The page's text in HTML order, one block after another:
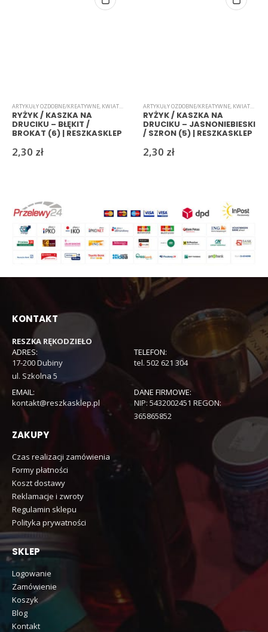
ARTYKUŁY OZDOBNE/KREATYWNE, KWIATKI
RYŻYK / KASZKA NA
DRUCIKU – BŁĘKIT /
BROKAT (6) | RESZKASKLEP
2,30 zł
ARTYKUŁY OZDOBNE/KREATYWNE, KWIATKI
RYŻYK / KASZKA NA
DRUCIKU – JASNONIEBIESKI
/ SZRON (5) | RESZKASKLEP
2,30 zł
KONTAKT
RESZKA RĘKODZIEŁO
ADRES:
17-200 Dubiny
ul. Szkolna 5
TELEFON:
tel. 502 621 304
EMAIL:
kontakt@reszkasklep.pl
DANE FIRMOWE:
NIP: 5432002451 REGON:
365865852
ZAKUPY
Czas realizacji zamówienia
Formy płatności
Koszt dostawy
Reklamacje i zwroty
Regulamin sklepu
Polityka prywatności
SKLEP
Logowanie
Zamówienie
Koszyk
Blog
Kontakt